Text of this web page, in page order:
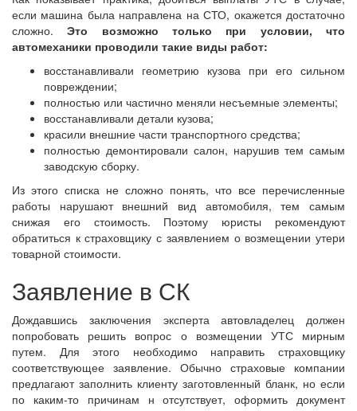
если машина была направлена на СТО, окажется достаточно
сложно.Это возможно только при условии, что
автомеханики проводили такие виды работ:
восстанавливали геометрию кузова при его сильном
повреждении;
полностью или частично меняли несъемные элементы;
восстанавливали детали кузова;
красили внешние части транспортного средства;
полностью демонтировали салон, нарушив тем самым
заводскую сборку.
Из этого списка не сложно понять, что все перечисленные
работы нарушают внешний вид автомобиля, тем самым
снижая его стоимость. Поэтому юристы рекомендуют
обратиться к страховщику с заявлением о возмещении утери
товарной стоимости.
Заявление в СК
Дождавшись заключения эксперта автовладелец должен
попробовать решить вопрос о возмещении УТС мирным
путем. Для этого необходимо направить страховщику
соответствующее заявление. Обычно страховые компании
предлагают заполнить клиенту заготовленный бланк, но если
по каким-то причинам н отсутствует, оформить документ